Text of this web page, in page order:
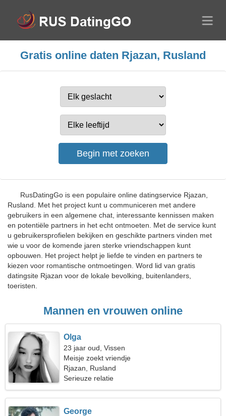
Gratis online daten Rjazan, Rusland
RusDatingGo is een populaire online datingservice Rjazan,
Rusland. Met het project kunt u communiceren met andere
gebruikers in een algemene chat, interessante kennissen maken
en potentiële partners in het echt ontmoeten. Met de service kunt
u gebruikersprofielen bekijken en geschikte partners vinden met
wie u voor de komende jaren sterke vriendschappen kunt
opbouwen. Het project helpt je liefde te vinden en partners te
kiezen voor romantische ontmoetingen. Word lid van gratis
datingsite Rjazan voor de lokale bevolking, buitenlanders,
toeristen.
Mannen en vrouwen online
Olga
23 jaar oud, Vissen
Meisje zoekt vriendje
Rjazan, Rusland
Serieuze relatie
George